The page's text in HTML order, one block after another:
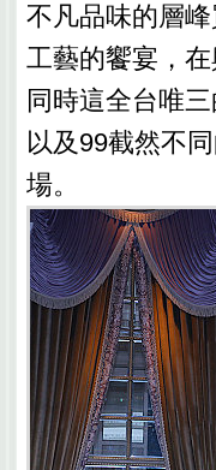
不凡品味的層
工藝的饗宴，
同時這全台唯
以及99截然不
場。